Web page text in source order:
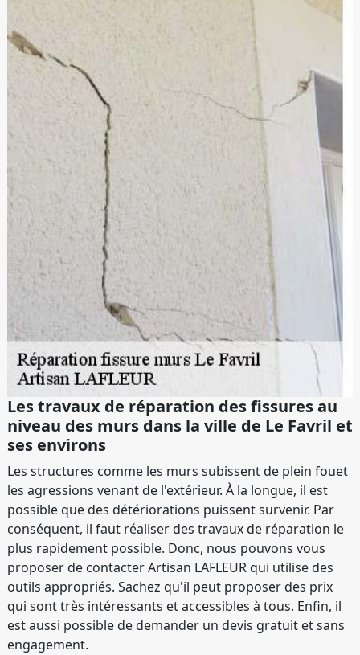
Les travaux de réparation des fissures au
niveau des murs dans la ville de Le Favril et
ses environs
Les structures comme les murs subissent de plein fouet
les agressions venant de l'extérieur. À la longue, il est
possible que des détériorations puissent survenir. Par
conséquent, il faut réaliser des travaux de réparation le
plus rapidement possible. Donc, nous pouvons vous
proposer de contacter Artisan LAFLEUR qui utilise des
outils appropriés. Sachez qu'il peut proposer des prix
qui sont très intéressants et accessibles à tous. Enfin, il
est aussi possible de demander un devis gratuit et sans
engagement.